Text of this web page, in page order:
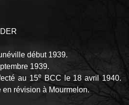
début 1939.
1939.
au 15eBCC le 18 avril 1940.
en révision à Mourmelon.